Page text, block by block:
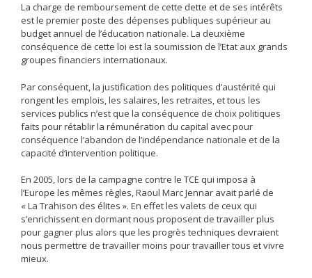
La charge de remboursement de cette dette et de ses intérêts
est le premier poste des dépenses publiques supérieur au
budget annuel de l’éducation nationale. La deuxième
conséquence de cette loi est la soumission de l’Etat aux grands
groupes financiers internationaux.
Par conséquent, la justification des politiques d’austérité qui
rongent les emplois, les salaires, les retraites, et tous les
services publics n’est que la conséquence de choix politiques
faits pour rétablir la rémunération du capital avec pour
conséquence l’abandon de l’indépendance nationale et de la
capacité d’intervention politique.
En 2005, lors de la campagne contre le TCE qui imposa à
l’Europe les mêmes règles, Raoul Marc Jennar avait parlé de
« La Trahison des élites ». En effet les valets de ceux qui
s’enrichissent en dormant nous proposent de travailler plus
pour gagner plus alors que les progrès techniques devraient
nous permettre de travailler moins pour travailler tous et vivre
mieux.